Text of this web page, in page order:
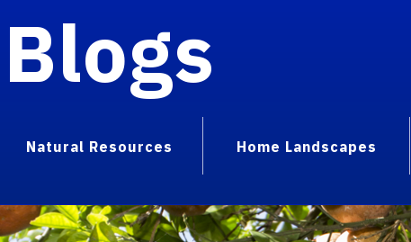
Blogs
Natural Resources Home Landscapes